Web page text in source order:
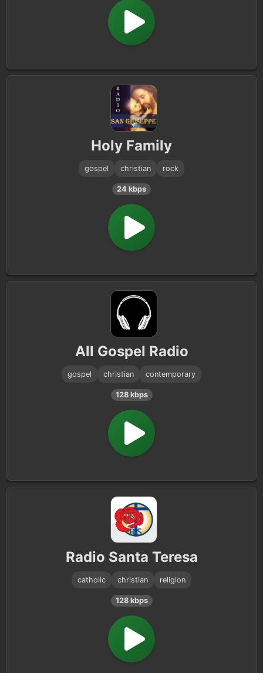
Holy Family
gospel christian rock
24 kbps
All Gospel Radio
gospel christian contemporary
128 kbps
Radio Santa Teresa
catholic christian religion
128 kbps